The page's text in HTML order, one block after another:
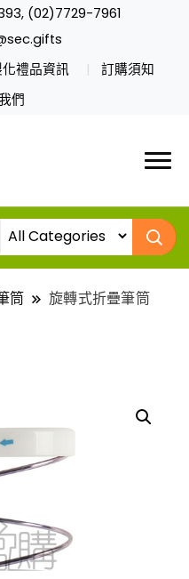
(02)7729-7961
禮品資訊
訂購須知
們
筒 旋轉式折疊筆筒